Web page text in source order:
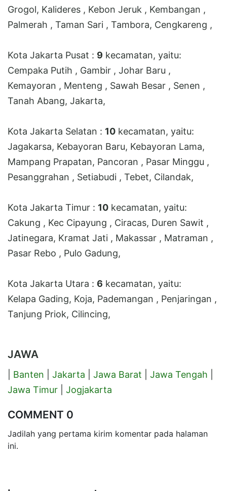
Grogol, Kalideres , Kebon Jeruk , Kembangan ,
Palmerah , Taman Sari , Tambora, Cengkareng ,
Kota Jakarta Pusat : 9 kecamatan, yaitu:
Cempaka Putih , Gambir , Johar Baru ,
Kemayoran , Menteng , Sawah Besar , Senen ,
Tanah Abang, Jakarta,
Kota Jakarta Selatan : 10 kecamatan, yaitu:
Jagakarsa, Kebayoran Baru, Kebayoran Lama,
Mampang Prapatan, Pancoran , Pasar Minggu ,
Pesanggrahan , Setiabudi , Tebet, Cilandak,
Kota Jakarta Timur : 10 kecamatan, yaitu:
Cakung , Kec Cipayung , Ciracas, Duren Sawit ,
Jatinegara, Kramat Jati , Makassar , Matraman ,
Pasar Rebo , Pulo Gadung,
Kota Jakarta Utara : 6 kecamatan, yaitu:
Kelapa Gading, Koja, Pademangan , Penjaringan ,
Tanjung Priok, Cilincing,
JAWA
Banten Jakarta Jawa Barat Jawa Tengah
Jawa Timur
Jogjakarta
COMMENT 0
Jadilah yang pertama kirim komentar pada halaman
ini.